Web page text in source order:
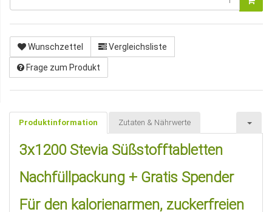
Wunschzettel Vergleichsliste
Frage zum Produkt
Produktinformation Zutaten & Nährwerte
3x1200 Stevia Süßstofftabletten
Nachfüllpackung + Gratis Spender
Für den kalorienarmen, zuckerfreien